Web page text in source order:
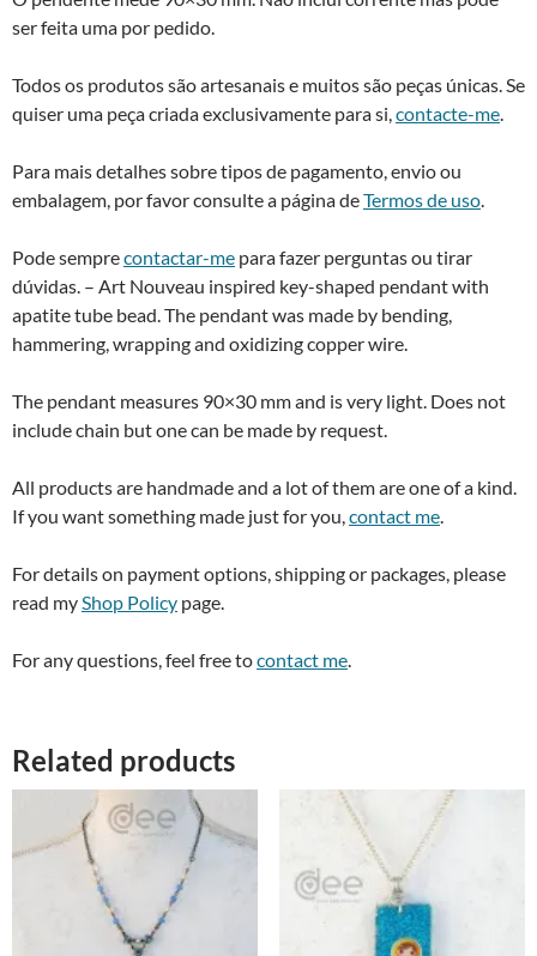
quantity
ser feita uma por pedido.
Todos os produtos são artesanais e muitos são peças únicas. Se
quiser uma peça criada exclusivamente para si, contacte-me
Para mais detalhes sobre tipos de pagamento, envio ou
embalagem, por favor consulte a página deTermos de uso
Pode semprecontactar-me para fazer perguntas ou tirar
dúvidas. – Art Nouveau inspired key-shaped pendant with
apatite tube bead. The pendant was made by bending,
hammering, wrapping and oxidizing copper wire.
The pendant measures 90×30 mm and is very light. Does not
include chain but one can be made by request.
All products are handmade and a lot of them are one of a kind.
If you want something made just for you, contact me
For details on payment options, shipping or packages, please
read my Shop Policy page.
For any questions, feel free tocontact me
Related products